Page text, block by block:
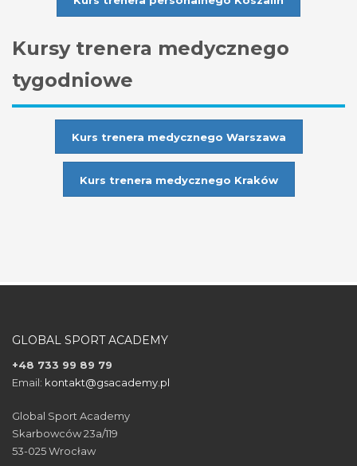
Kursy trenera medycznego
tygodniowe
Kurs trenera medycznego Warszawa
Kurs trenera medycznego Kraków
GLOBAL SPORT ACADEMY
+48 733 99 89 79
Email: kontakt@gsacademy.pl
Global Sport Academy
Skarbowców 23a/119
53-025 Wrocław